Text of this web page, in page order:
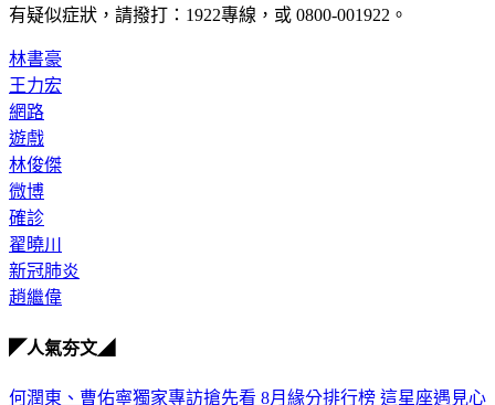
有疑似症狀，請撥打：1922專線，或 0800-001922。
林書豪
王力宏
網路
遊戲
林俊傑
微博
確診
翟曉川
新冠肺炎
趙繼偉
◤人氣夯文◢
何潤東、曹佑寧獨家專訪搶先看 8月緣分排行榜 這星座遇見心